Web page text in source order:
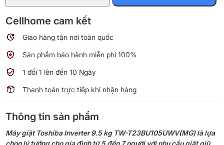
kg
T23BU105UWV(MG)
số
Cellhome cam kết
Giao hàng tận nơi toàn quốc
Sản phẩm bảo hành miễn phí 100%
1 đổi 1 lên đến 10 Ngày
Thanh toán trực tiếp khi nhận hàng
Thông tin sản phẩm
Máy giặt Toshiba Inverter 9.5 kg TW-T23BU105UWV(MG) là lựa
chọn lý tưởng cho gia đình từ 5 đến 7 người với nhu cầu giặt giũ